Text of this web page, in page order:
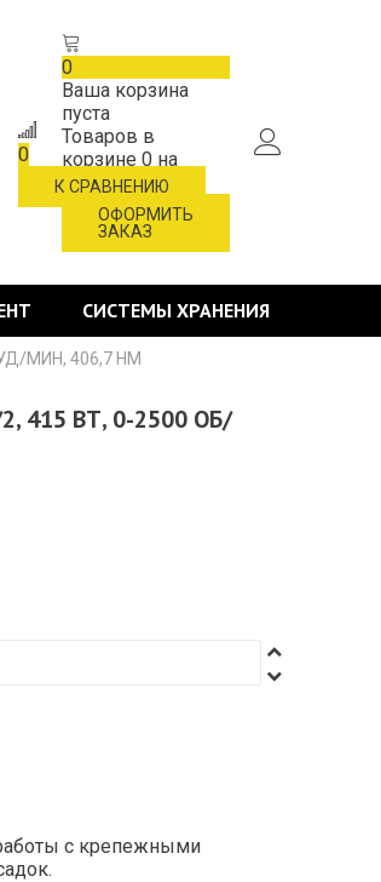
0
К СРАВНЕНИЮ
0
Ваша корзина
пуста
Товаров в
корзине 0 на
сумму0 ₸
ОФОРМИТЬ
ЗАКАЗ
СИСТЕМЫ ХРАНЕНИЯ
УД/МИН, 406,7 НМ
2, 415 ВТ, 0-2500 ОБ/
с крепежными